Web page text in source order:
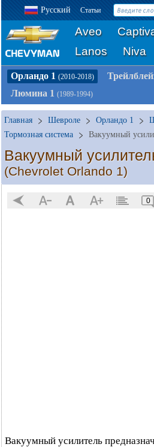
Русский Статьи
Aveo
Lanos
Niva
Орландо 1 (2010-2018)
Люмина 1 (1989-1994)
Главная Шевроле Орландо 1
Тормозная система
Вакуумный
Вакуумный
(Chevrolet Orlando 1)
0
Вакуумный усилитель